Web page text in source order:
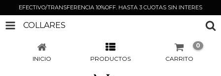
EFECTIVO/TRANSFERENCIA 10%OFF. HASTA 3 CUOTAS SIN INTERES
COLLARES
INICIO PRODUCTOS CARRITO
0